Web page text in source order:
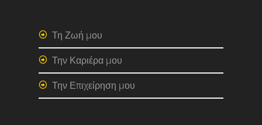
Τη Ζωή μου
Την Καριέρα μου
Την Επιχείρηση μου